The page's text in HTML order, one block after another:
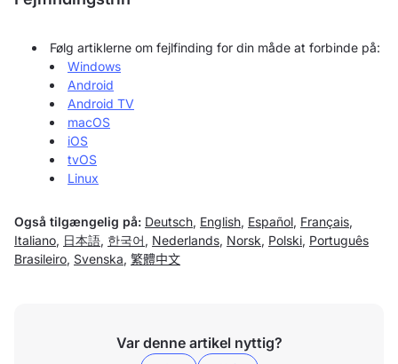
Følg artiklerne om fejlfinding for din måde at forbinde på:
Windows
Android
Android TV
macOS
iOS
tvOS
Linux
Også tilgængelig på: Deutsch, English, Español, Français,
Italiano, 日本語, 한국어 , Nederlands, Norsk, Polski, Português
Brasileiro, Svenska, 繁體中文
Var denne artikel nyttig?